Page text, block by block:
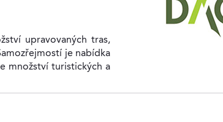
upravovaných tras,
je nabídka
množství turistických a